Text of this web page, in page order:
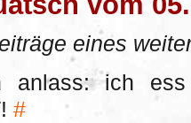
eines
anlass: ich
#